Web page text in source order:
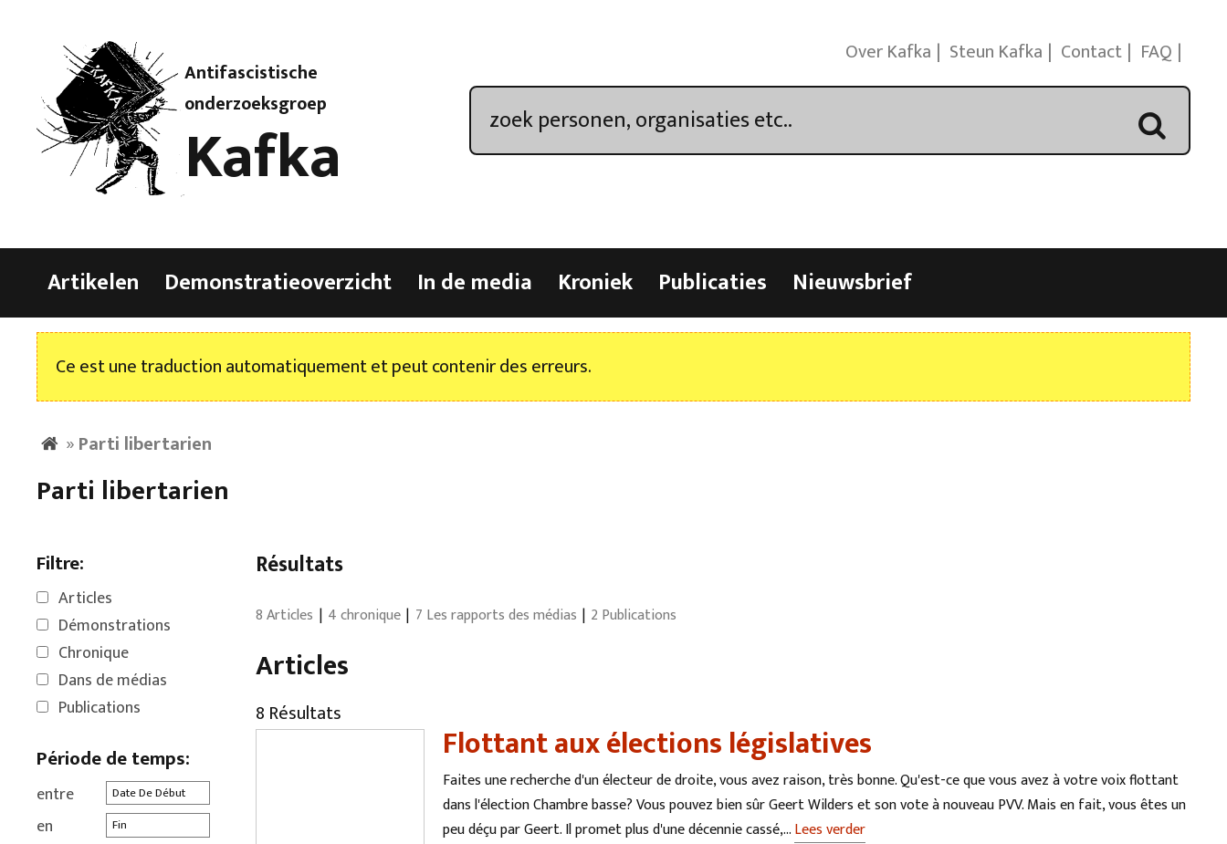
Antifascistische
onderzoeksgroep
Kafka
Over Kafka Steun Kafka Contact FAQ
Artikelen Demonstratieoverzicht In de media Kroniek Publicaties Nieuwsbrief
Ce est une traduction automatiquement et peut contenir des erreurs.
»Parti libertarien
Parti libertarien
Filtre:
Articles
Démonstrations
Chronique
Dans de médias
Publications
Période de temps:
entre
en
Résultats
8 Articles 4 chronique 7 Les rapports des médias 2 Publications
Articles
8 Résultats
Flottant aux élections législatives
Faites une recherche d'un électeur de droite, vous avez raison, très bonne. Qu'est-ce que vous avez à votre voix flottant
dans l'élection Chambre basse? Vous pouvez bien sûr Geert Wilders et son vote à nouveau PVV. Mais en fait, vous êtes un
peu déçu par Geert. Il promet plus d'une décennie cassé,…Lees verder